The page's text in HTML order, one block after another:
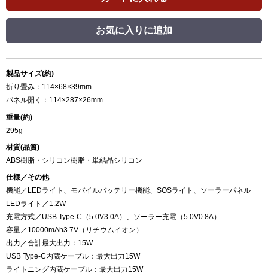
お気に入りに追加
製品サイズ(約)
折り畳み：114×68×39mm
パネル開く：114×287×26mm
重量(約)
295g
材質(品質)
ABS樹脂・シリコン樹脂・単結晶シリコン
仕様／その他
機能／LEDライト、モバイルバッテリー機能、SOSライト、ソーラーパネル
LEDライト／1.2W
充電方式／USB Type-C（5.0V3.0A）、ソーラー充電（5.0V0.8A）
容量／10000mAh3.7V（リチウムイオン）
出力／合計最大出力：15W
USB Type-C内蔵ケーブル：最大出力15W
ライトニング内蔵ケーブル：最大出力15W